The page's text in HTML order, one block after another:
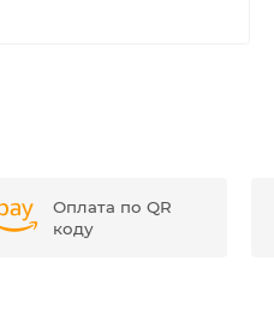
Оплата по QR
коду